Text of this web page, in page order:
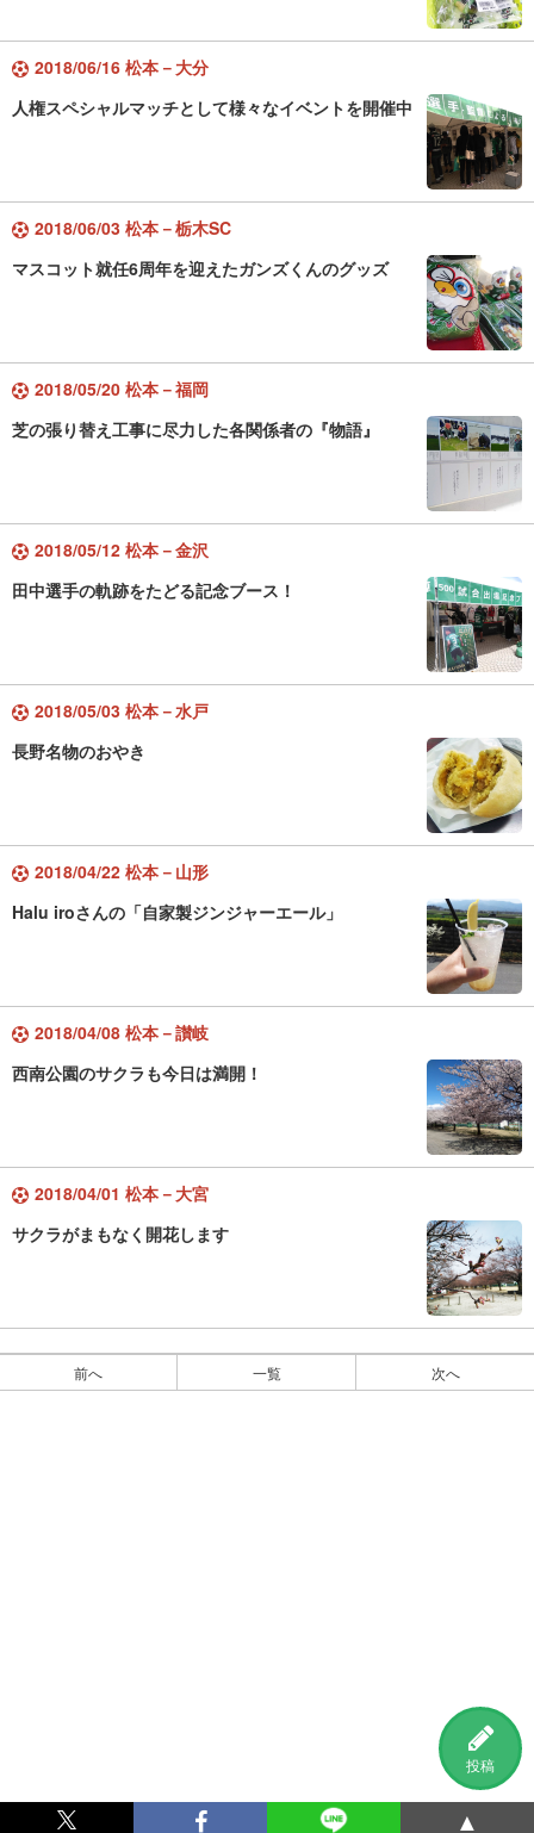
投稿
2018/06/16 松本－大分
人権スペシャルマッチとして様々なイベントを開催中
2018/06/03 松本－栃木SC
マスコット就任6周年を迎えたガンズくんのグッズ
2018/05/20 松本－福岡
芝の張り替え工事に尽力した各関係者の『物語』
2018/05/12 松本－金沢
田中選手の軌跡をたどる記念ブース！
2018/05/03 松本－水戸
長野名物のおやき
2018/04/22 松本－山形
Halu iroさんの「自家製ジンジャーエール」
2018/04/08 松本－讃岐
西南公園のサクラも今日は満開！
2018/04/01 松本－大宮
サクラがまもなく開花します
前へ 一覧 次へ
▲